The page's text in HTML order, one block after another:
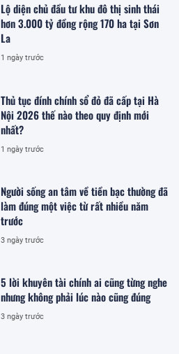
Lộ diện chủ đầu tư khu đô thị sinh thái
hơn 3.000 tỷ đồng rộng 170 ha tại Sơn
La
1 ngày trước
Thủ tục đính chính sổ đỏ đã cấp tại Hà
Nội 2026 thế nào theo quy định mới
nhất?
1 ngày trước
Người sống an tâm về tiền bạc thường đã
làm đúng một việc từ rất nhiều năm
trước
3 ngày trước
5 lời khuyên tài chính ai cũng từng nghe
nhưng không phải lúc nào cũng đúng
3 ngày trước